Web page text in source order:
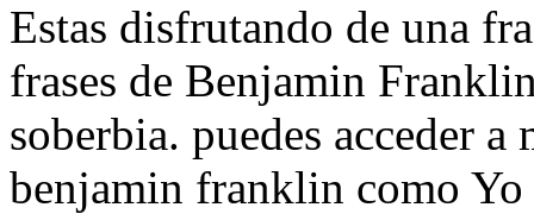
Estas disfrutando de una
frases de Benjamin
soberbia. puedes acceder a
benjamin franklin como